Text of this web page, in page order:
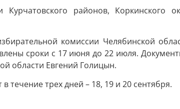
районов, Коркинского
комиссии Челябинской
сроки с 17 июня до 22 июля.
области Евгений Голицын.
течение трех дней – 18, 19 и 20 сентября.